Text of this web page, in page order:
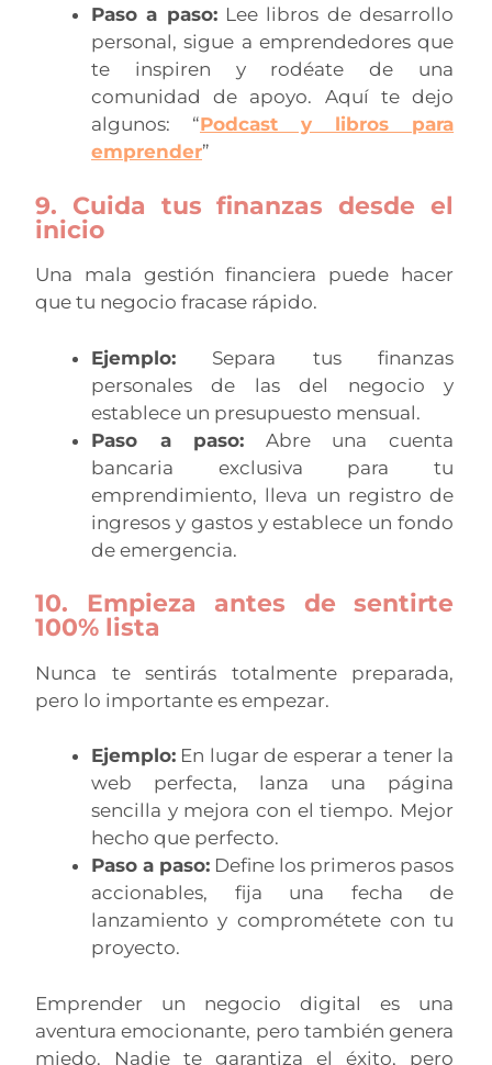
Paso a paso:Lee libros de desarrollo
personal, sigue a emprendedores que
te inspiren y rodéate de una
comunidad de apoyo. Aquí te dejo
algunos: “Podcast y libros para
emprender”
9. Cuida tus finanzas desde el
inicio
Una mala gestión financiera puede hacer
que tu negocio fracase rápido.
Ejemplo: Separa tus finanzas
personales de las del negocio y
establece un presupuesto mensual.
Paso a paso: Abre una cuenta
bancaria exclusiva para tu
emprendimiento, lleva un registro de
ingresos y gastos y establece un fondo
de emergencia.
10. Empieza antes de sentirte
100% lista
Nunca te sentirás totalmente preparada,
pero lo importante es empezar.
Ejemplo: En lugar de esperar a tener la
web perfecta, lanza una página
sencilla y mejora con el tiempo. Mejor
hecho que perfecto.
Paso a paso: Define los primeros pasos
accionables, fija una fecha de
lanzamiento y comprométete con tu
proyecto.
Emprender un negocio digital es una
aventura emocionante, pero también genera
miedo. Nadie te garantiza el éxito, pero